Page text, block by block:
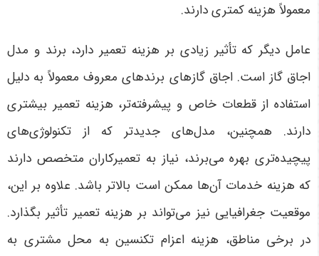
معمولاً هزینه کمتری دارند.
عامل دیگر که تأثیر زیادی بر هزینه تعمیر دارد، برند و مدل
اجاق گاز است. اجاق گازهای برندهای معروف معمولاً به دلیل
استفاده از قطعات خاص و پیشرفته‌تر، هزینه تعمیر بیشتری
دارند. همچنین، مدل‌های جدیدتر که از تکنولوژی‌های
پیچیده‌تری بهره می‌برند، نیاز به تعمیرکاران متخصص دارند
که هزینه خدمات آن‌ها ممکن است بالاتر باشد. علاوه بر این،
موقعیت جغرافیایی نیز می‌تواند بر هزینه تعمیر تأثیر بگذارد.
در برخی مناطق، هزینه اعزام تکنسین به محل مشتری به